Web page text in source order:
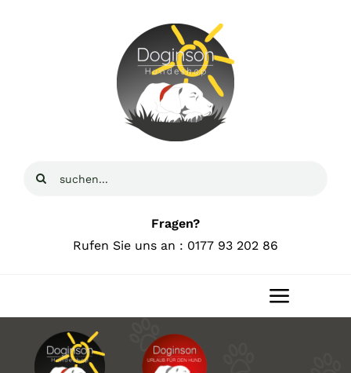
Suche
Fragen?
Rufen Sie uns an : 0177 93 202 86
Toggle
Home